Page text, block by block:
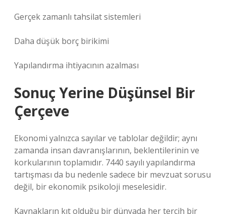
Gerçek zamanlı tahsilat sistemleri
Daha düşük borç birikimi
Yapılandırma ihtiyacının azalması
Sonuç Yerine Düşünsel Bir
Çerçeve
Ekonomi yalnızca sayılar ve tablolar değildir; aynı
zamanda insan davranışlarının, beklentilerinin ve
korkularının toplamıdır. 7440 sayılı yapılandırma
tartışması da bu nedenle sadece bir mevzuat sorusu
değil, bir ekonomik psikoloji meselesidir.
Kaynakların kıt olduğu bir dünyada her tercih bir